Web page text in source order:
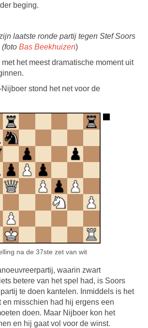
beging.
laatste ronde partij tegen Stef Soors
(foto Bas Beekhuizen)
het meest dramatische moment uit
Nijboer stond het net voor de
na de 37ste zet van wit
waarin zwart
betere van het spel had, is Soors
te doen kantelen. Inmiddels is het
en misschien had hij ergens een
doen. Maar Nijboer kon het
en hij gaat vol voor de winst.